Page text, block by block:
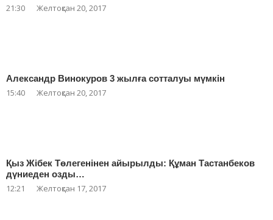
21:30 Желтоқсан 20, 2017
Александр Винокуров 3 жылға сотталуы мүмкін
15:40 Желтоқсан 20, 2017
Қыз Жібек Төлегенінен айырылды: Құман Тастанбеков
дүниеден озды…
12:21 Желтоқсан 17, 2017